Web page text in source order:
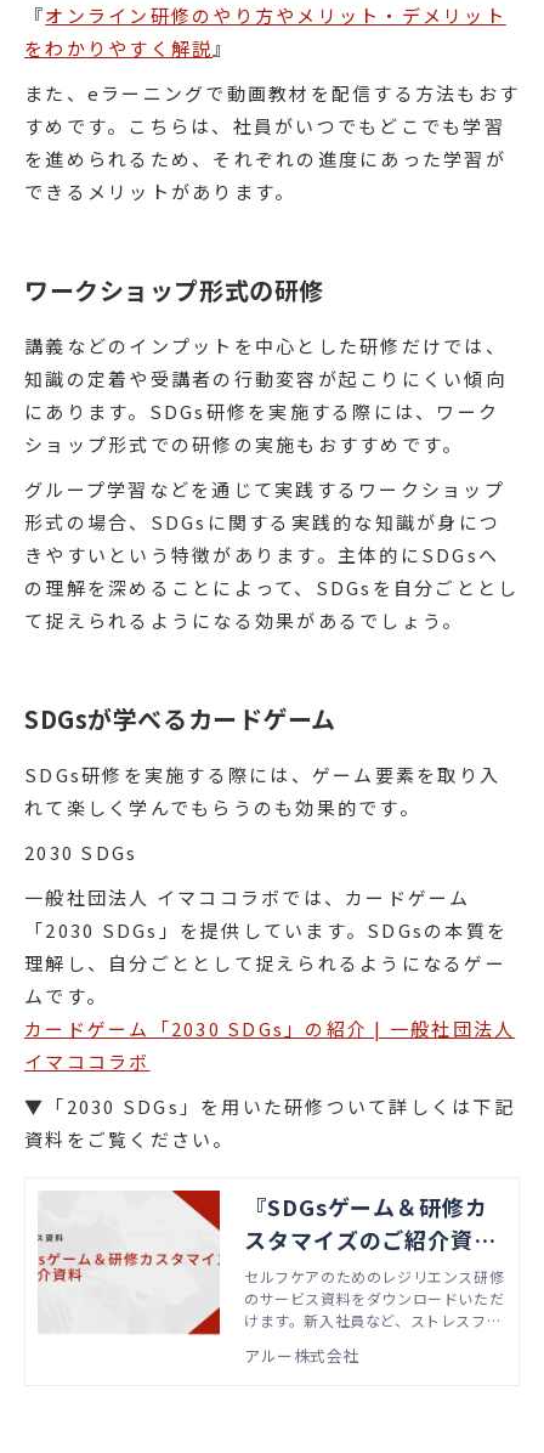
『オンライン研修のやり方やメリット・デメリット
をわかりやすく解説 』
また、eラーニングで動画教材を配信する方法もおす
すめです。こちらは、社員がいつでもどこでも学習
を進められるため、それぞれの進度にあった学習が
できるメリットがあります。
ワークショップ形式の研修
講義などのインプットを中心とした研修だけでは、
知識の定着や受講者の行動変容が起こりにくい傾向
にあります。SDGs研修を実施する際には、ワーク
ショップ形式での研修の実施もおすすめです。
グループ学習などを通じて実践するワークショップ
形式の場合、SDGsに関する実践的な知識が身につ
きやすいという特徴があります。主体的にSDGsへ
の理解を深めることによって、SDGsを自分ごととし
て捉えられるようになる効果があるでしょう。
SDGsが学べるカードゲーム
SDGs研修を実施する際には、ゲーム要素を取り入
れて楽しく学んでもらうのも効果的です。
2030 SDGs
一般社団法人 イマココラボでは、カードゲーム
「2030 SDGs」を提供しています。SDGsの本質を
理解し、自分ごととして捉えられるようになるゲー
ムです。
カードゲーム「2030 SDGs」の紹介 | 一般社団法人
イマココラボ
▼「2030 SDGs」を用いた研修ついて詳しくは下記
資料をご覧ください。
『SDGsゲーム＆研修カ
スタマイズのご紹介資
料』資料ダウンロード
セルフケアのためのレジリエンス研修
のサービス資料をダウンロードいただ
けます。新入社員など、ストレスフル
修です。
アルー株式会社